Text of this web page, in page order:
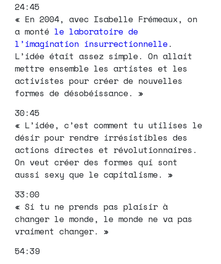
24:45
« En 2004, avec Isabelle Frémeaux, on
a monté le laboratoire de
l’imagination insurrectionnelle .
L’idée était assez simple. On allait
mettre ensemble les artistes et les
activistes pour créer de nouvelles
formes de désobéissance. »
30:45
« L’idée, c’est comment tu utilises le
désir pour rendre irrésistibles des
actions directes et révolutionnaires.
On veut créer des formes qui sont
aussi sexy que le capitalisme. »
33:00
« Si tu ne prends pas plaisir à
changer le monde, le monde ne va pas
vraiment changer. »
54:39